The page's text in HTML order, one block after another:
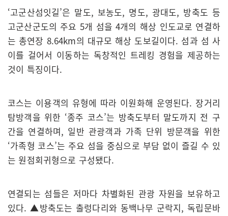
‘고군산섬잇길’은 말도, 보농도, 명도, 광대도, 방축도 등
고군산군도의 주요 5개 섬을 4개의 해상 인도교로 연결하
는 총연장 8.64km의 대규모 해상 도보길이다. 섬과 섬 사
이를 걸어서 이동하는 독창적인 트레킹 경험을 제공하는
것이 특징이다.
코스는 이용객의 유형에 따라 이원화해 운영된다. 장거리
탐방객을 위한 ‘종주 코스’는 방축도부터 말도까지 전 구
간을 연결하며, 일반 관광객과 가족 단위 방문객을 위한
‘가족형 코스’는 주요 섬을 중심으로 부담 없이 즐길 수 있
는 원점회귀형으로 구성됐다.
연결되는 섬들은 저마다 차별화된 관광 자원을 보유하고
있다. ▲방축도는 출렁다리와 동백나무 군락지, 독립문바